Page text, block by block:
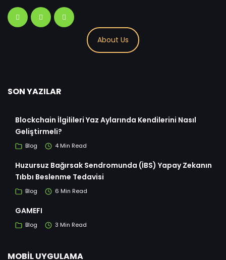
About Us
SON YAZILAR
Blockchain İlgilileri Yaz Aylarında Kendilerini Nasıl
Geliştirmeli?
Blog 4 Min Read
Huzursuz Bağırsak Sendromunda (İBS) Yapay Zekanın
Tıbbı Beslenme Tedavisi
Blog 6 Min Read
GAMEFI
Blog 3 Min Read
MOBIL UYGULAMA